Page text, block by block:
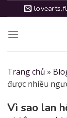
to
content
Trang chủ »
được nhiều
Vì sao lan